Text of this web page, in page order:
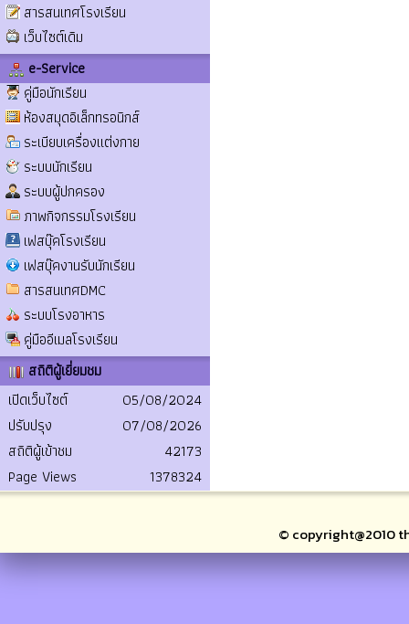
สารสนเทศโรงเรียน
เว็บไซต์เดิม
e-Service
คู่มือนักเรียน
ห้องสมุดอิเล็กทรอนิกส์
ระเบียบเครื่องแต่งกาย
ระบบนักเรียน
ระบบผู้ปกครอง
ภาพกิจกรรมโรงเรียน
เฟสบุ๊คโรงเรียน
เฟสบุ๊คงานรับนักเรียน
สารสนเทศDMC
ระบบโรงอาหาร
คู่มืออีเมลโรงเรียน
สถิติผู้เยี่ยมชม
เปิดเว็บไซต์
05/08/2024
ปรับปรุง
07/08/2026
สถิติผู้เข้าชม
42173
Page Views
1378324
© copyright@2010